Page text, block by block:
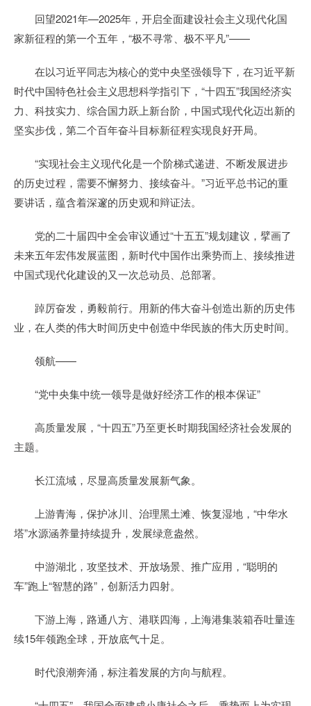
回望2021年—2025年，开启全面建设社会主义现代化国
家新征程的第一个五年，“极不寻常、极不平凡”——
在以习近平同志为核心的党中央坚强领导下，在习近平新
时代中国特色社会主义思想科学指引下，“十四五”我国经济实
力、科技实力、综合国力跃上新台阶，中国式现代化迈出新的
坚实步伐，第二个百年奋斗目标新征程实现良好开局。
“实现社会主义现代化是一个阶梯式递进、不断发展进步
的历史过程，需要不懈努力、接续奋斗。”习近平总书记的重
要讲话，蕴含着深邃的历史观和辩证法。
党的二十届四中全会审议通过“十五五”规划建议，擘画了
未来五年宏伟发展蓝图，新时代中国作出乘势而上、接续推进
中国式现代化建设的又一次总动员、总部署。
踔厉奋发，勇毅前行。用新的伟大奋斗创造出新的历史伟
业，在人类的伟大时间历史中创造中华民族的伟大历史时间。
领航——
“党中央集中统一领导是做好经济工作的根本保证”
高质量发展，“十四五”乃至更长时期我国经济社会发展的
主题。
长江流域，尽显高质量发展新气象。
上游青海，保护冰川、治理黑土滩、恢复湿地，“中华水
塔”水源涵养量持续提升，发展绿意盎然。
中游湖北，攻坚技术、开放场景、推广应用，“聪明的
车”跑上“智慧的路”，创新活力四射。
下游上海，路通八方、港联四海，上海港集装箱吞吐量连
续15年领跑全球，开放底气十足。
时代浪潮奔涌，标注着发展的方向与航程。